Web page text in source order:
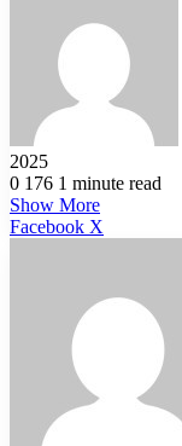
2025
0 176 1 minute read
Show More
Facebook X